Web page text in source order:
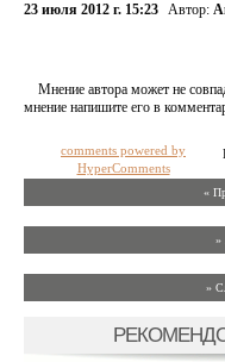
23 июля 2012 г. 15:23 Автор:
Мнение автора может не
мнение напишите его в
comments powered by
HyperComments
«
»
»